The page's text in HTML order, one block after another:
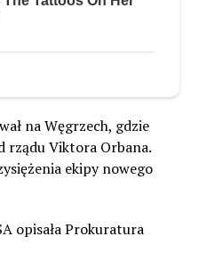
na Węgrzech, gdzie
rządu Viktora Orbana.
ekipy nowego
opisała Prokuratura